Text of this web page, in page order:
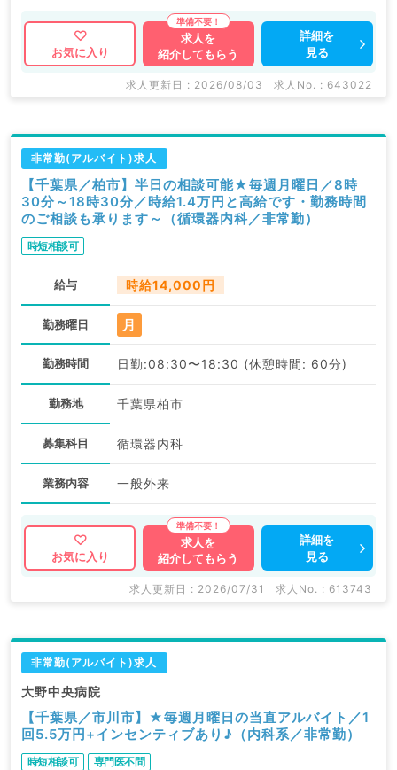
お気に入り
求人を
紹介してもらう
詳細を
見る
求人更新日 : 2026/08/03 求人No. : 643022
非常勤(アルバイト)求人
【千葉県／柏市】半日の相談可能★毎週月曜日／8時
30分～18時30分／時給1.4万円と高給です・勤務時間
のご相談も承ります～（循環器内科／非常勤）
時短相談可
給与 時給14,000円
勤務曜日 月
勤務時間 日勤:08:30〜18:30 (休憩時間: 60分)
勤務地 千葉県柏市
募集科目 循環器内科
業務内容 一般外来
お気に入り
求人を
紹介してもらう
詳細を
見る
求人更新日 : 2026/07/31 求人No. : 613743
非常勤(アルバイト)求人
大野中央病院
【千葉県／市川市】★毎週月曜日の当直アルバイト／1
回5.5万円+インセンティブあり♪（内科系／非常勤）
時短相談可 専門医不問